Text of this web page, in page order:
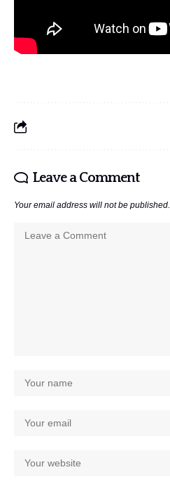
Leave a Comment
Your email address will not be published.